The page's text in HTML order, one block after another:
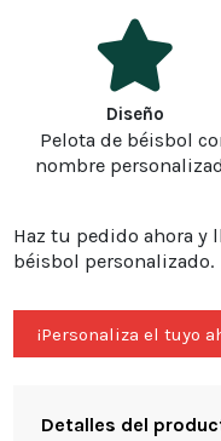
Diseño
Pelota de béisbol
nombre
Haz tu pedido ahora y
béisbol personalizado.
¡Personaliza el tuyo
Detalles del